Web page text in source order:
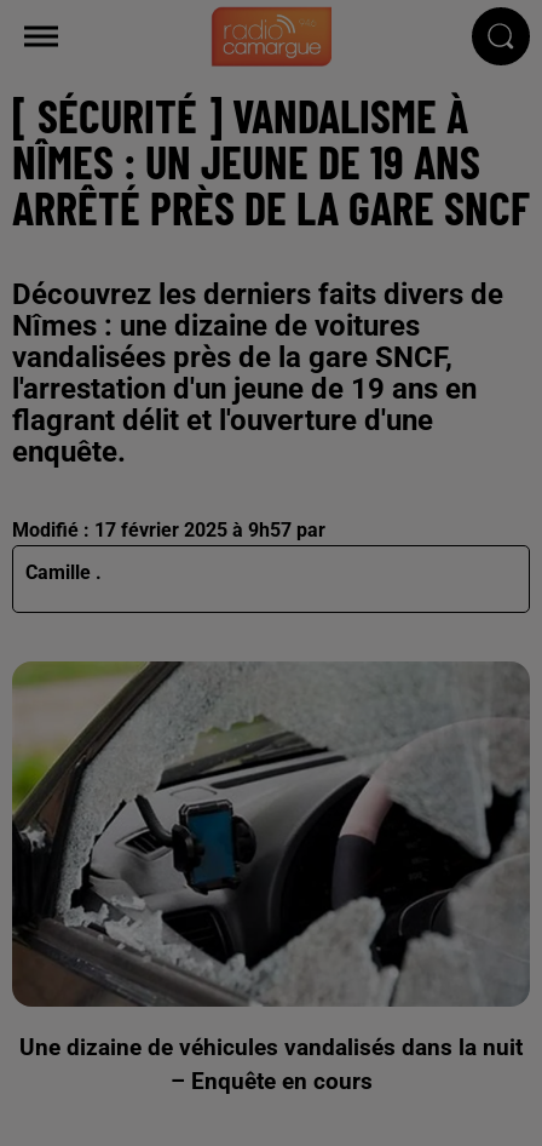
[ SÉCURITÉ ] VANDALISME À
NÎMES : UN JEUNE DE 19 ANS
ARRÊTÉ PRÈS DE LA GARE SNCF
Découvrez les derniers faits divers de
Nîmes : une dizaine de voitures
vandalisées près de la gare SNCF,
l'arrestation d'un jeune de 19 ans en
flagrant délit et l'ouverture d'une
enquête.
Modifié : 17 février 2025 à 9h57 par
Camille .
Une dizaine de véhicules vandalisés dans la nuit
– Enquête en cours